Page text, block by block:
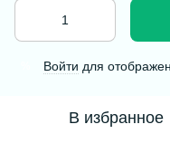
Войти для
В избранное